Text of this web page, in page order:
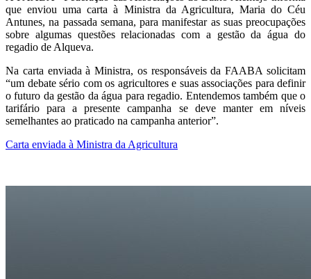
que enviou uma carta à Ministra da Agricultura, Maria do Céu
Antunes, na passada semana, para manifestar as suas preocupações
sobre algumas questões relacionadas com a gestão da água do
regadio de Alqueva.
Na carta enviada à Ministra, os responsáveis da FAABA solicitam
“um debate sério com os agricultores e suas associações para definir
o futuro da gestão da água para regadio. Entendemos também que o
tarifário para a presente campanha se deve manter em níveis
semelhantes ao praticado na campanha anterior”.
Carta enviada à Ministra da Agricultura